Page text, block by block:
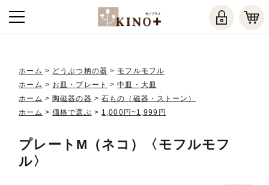
ホーム > どうぶつ柄の器 > モフルモフル
ホーム > お皿・プレート >中皿・大皿
ホーム > 陶磁器の器 >石もの（磁器・ストーン）
ホーム >価格で選ぶ > 1,000円~1,999円
プレートM（ネコ）〈モフルモフ
ル〉